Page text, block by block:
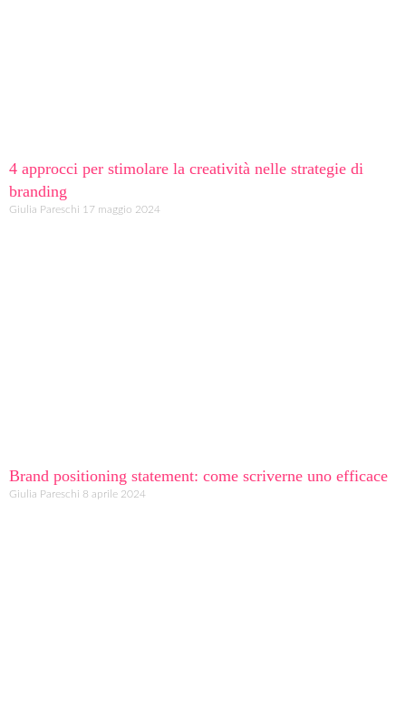
4 approcci per stimolare la creatività nelle strategie di
branding
Giulia Pareschi 17 maggio 2024
Brand positioning statement: come scriverne uno efficace
Giulia Pareschi 8 aprile 2024